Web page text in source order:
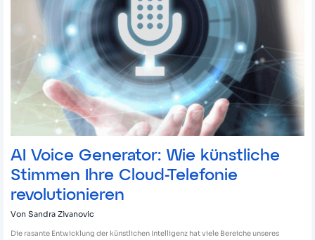
AI Voice Generator: Wie künstliche
Stimmen Ihre Cloud-Telefonie
revolutionieren
VonSandra Zivanovic
Die rasante Entwicklung der künstlichen Intelligenz hat viele Bereiche unseres
künstliche
Stimmen
Telefonie
revolutionieren